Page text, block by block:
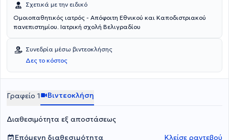
Σχετικά με την ειδικό
Ομοιοπαθητικός ιατρός - Απόφοιτη Εθνικού και Καποδιστριακού
πανεπιστημίου. Ιατρική σχολή Βελιγραδίου
Συνεδρία μέσω βιντεοκλήσης
Δες το κόστος
Γραφείο 1 Βιντεοκλήση
Διαθεσιμότητα εξ αποστάσεως
Επόμενη διαθεσιμότητα
Κλείσε ραντεβού